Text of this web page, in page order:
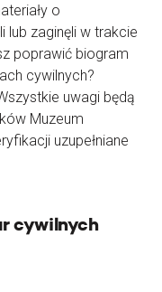
o
lub zaginęli w trakcie
poprawić biogram
cywilnych?
uwagi będą
Muzeum
uzupełniane
cywilnych